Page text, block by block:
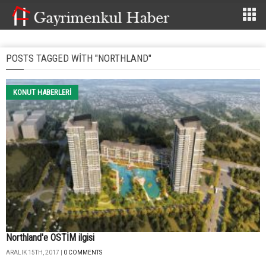
POSTS TAGGED WITH "NORTHLAND"
KONUT HABERLERI
Northland'e OSTİM ilgisi
ARALIK 15TH, 2017 | 0 COMMENTS